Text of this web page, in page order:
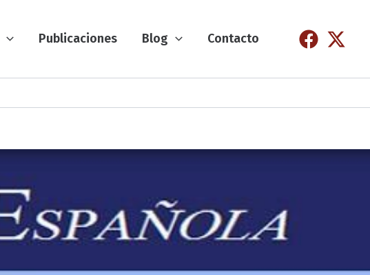
Publicaciones Blog Contacto